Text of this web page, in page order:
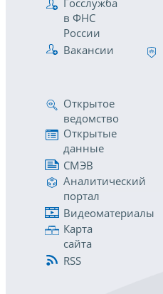
Госслужба
в ФНС
России
Вакансии
Открытое
ведомство
Открытые
данные
СМЭВ
Аналитический
портал
Видеоматериалы
Карта
сайта
RSS